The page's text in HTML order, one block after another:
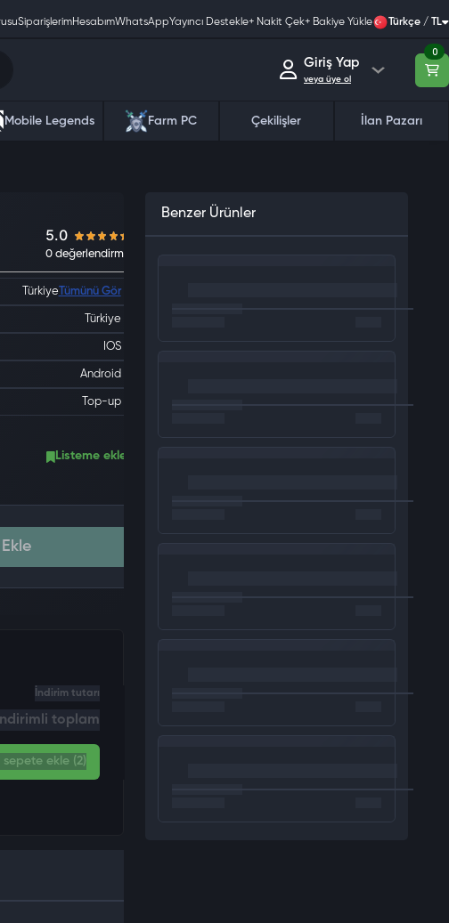
SiparişlerimHesabımWhatsAppYayıncı Destekle+ Nakit Çek+ Bakiye Yükle Türkçe / TL
Giriş Yap
veya üye ol
0
Mobile Legends Farm PC Çekilişler İlan Pazarı
Türkiye Tümünü Gör
Türkiye
IOS
Android
Top-up
Listeme ekle
İndirim tutarı
İndirimli toplam
sepete ekle (2)
Benzer Ürünler